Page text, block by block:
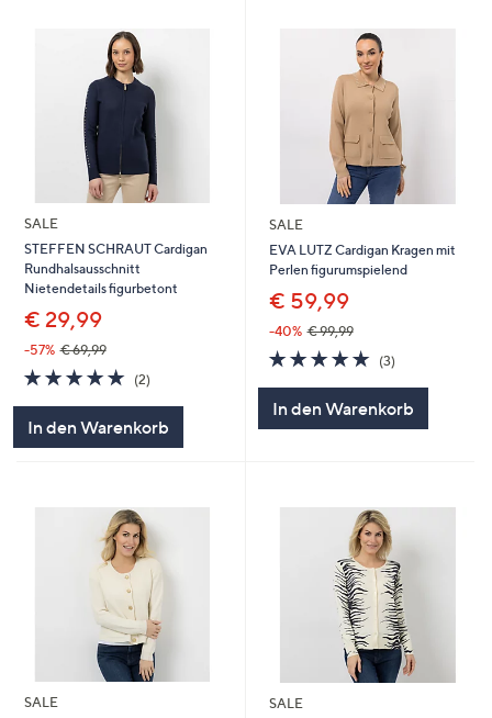
SALE
STEFFEN SCHRAUT Cardigan
Rundhalsausschnitt
Nietendetails figurbetont
€ 29,99
-57% € 69,99
5.0
von
(2)
In den Warenkorb
SALE
EVA LUTZ Cardigan Kragen mit
Perlen figurumspielend
€ 59,99
-40% € 99,99
5.0
von
(3)
In den Warenkorb
SALE
SALE